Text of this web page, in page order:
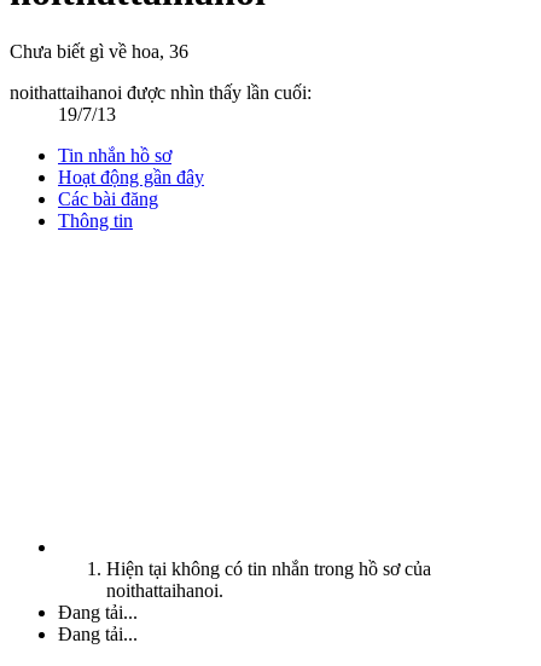
Chưa biết gì về hoa, 36
noithattaihanoi được nhìn thấy lần cuối:
19/7/13
Tin nhắn hồ sơ
Hoạt động gần đây
Các bài đăng
Thông tin
Hiện tại không có tin nhắn trong hồ sơ của
noithattaihanoi.
Đang tải...
Đang tải...